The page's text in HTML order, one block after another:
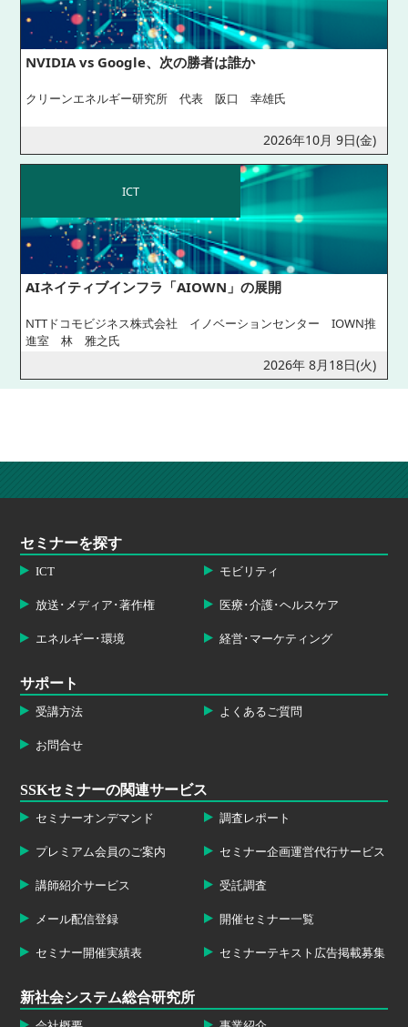
NVIDIA vs Google、次の勝者は誰か
クリーンエネルギー研究所 代表 阪口 幸雄氏
2026年10月 9日(金)
ICT
AIネイティブインフラ「AIOWN」の展開
NTTドコモビジネス株式会社 イノベーションセンター IOWN推
進室 林 雅之氏
2026年 8月18日(火)
セミナーを探す
ICT モビリティ
放送･メディア･著作権 医療･介護･ヘルスケア
エネルギー･環境 経営･マーケティング
サポート
受講方法 よくあるご質問
お問合せ
SSKセミナーの関連サービス
セミナーオンデマンド 調査レポート
プレミアム会員のご案内 セミナー企画運営代行サービス
講師紹介サービス 受託調査
メール配信登録 開催セミナー一覧
セミナー開催実績表 セミナーテキスト広告掲載募集
新社会システム総合研究所